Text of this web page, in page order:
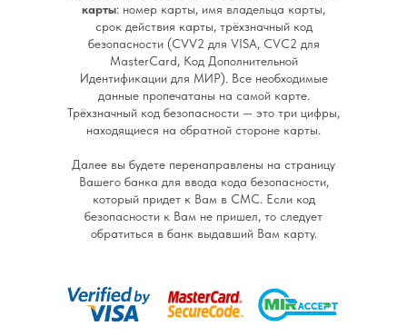
карты: номер карты, имя владельца карты,
срок действия карты, трёхзначный код
безопасности (CVV2 для VISA, CVC2 для
MasterCard, Код Дополнительной
Идентификации для МИР). Все необходимые
данные пропечатаны на самой карте.
Трёхзначный код безопасности — это три цифры,
находящиеся на обратной стороне карты.
Далее вы будете перенаправлены на страницу
Вашего банка для ввода кода безопасности,
который придет к Вам в СМС. Если код
безопасности к Вам не пришел, то следует
обратиться в банк выдавший Вам карту.